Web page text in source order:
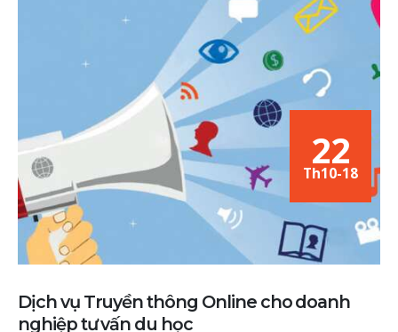
22
Th10-18
Dịch vụ Truyền thông Online cho doanh
nghiệp tư vấn du học